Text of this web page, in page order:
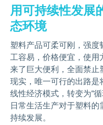
用可持续性发展
态环境
塑料产品可柔可刚，强度
工容易，价格便宜，使
来了巨大便利，全面禁止
现实，唯一可行的出路是
线性经济模式，转变为“
日常生活生产对于塑料
持续发展。